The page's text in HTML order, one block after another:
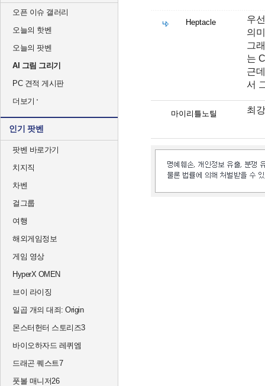
오픈 이슈 갤러리
오늘의 핫벤
오늘의 팟벤
AI 그림 그리기
PC 견적 게시판
더보기
인기 팟벤
팟벤 바로가기
치지직
차벤
걸그룹
여행
해외게임정보
게임 영상
HyperX OMEN
브이 라이징
일곱 개의 대죄: Origin
몬스터헌터 스토리즈3
바이오하자드 레퀴엠
드래곤 퀘스트7
풋볼 매니저26
Heptacle
우
의
그
는
근
서
마이리틀노틸 최